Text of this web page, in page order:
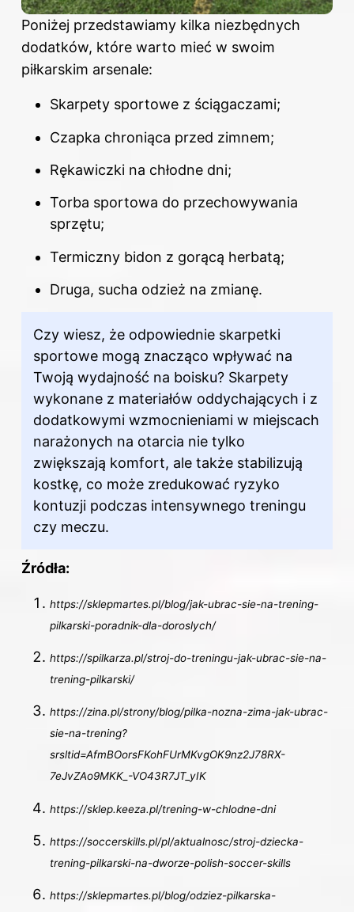
Poniżej przedstawiamy kilka niezbędnych
dodatków, które warto mieć w swoim
piłkarskim arsenale:
Skarpety sportowe z ściągaczami;
Czapka chroniąca przed zimnem;
Rękawiczki na chłodne dni;
Torba sportowa do przechowywania
sprzętu;
Termiczny bidon z gorącą herbatą;
Druga, sucha odzież na zmianę.
Czy wiesz, że odpowiednie skarpetki
sportowe mogą znacząco wpływać na
Twoją wydajność na boisku? Skarpety
wykonane z materiałów oddychających i z
dodatkowymi wzmocnieniami w miejscach
narażonych na otarcia nie tylko
zwiększają komfort, ale także stabilizują
kostkę, co może zredukować ryzyko
kontuzji podczas intensywnego treningu
czy meczu.
Źródła:
https://sklepmartes.pl/blog/jak-ubrac-sie-na-trening-
pilkarski-poradnik-dla-doroslych/
https://spilkarza.pl/stroj-do-treningu-jak-ubrac-sie-na-
trening-pilkarski/
https://zina.pl/strony/blog/pilka-nozna-zima-jak-ubrac-
sie-na-trening?
srsltid=AfmBOorsFKohFUrMKvgOK9nz2J78RX-
7eJvZAo9MKK_-VO43R7JT_yIK
https://sklep.keeza.pl/trening-w-chlodne-dni
https://soccerskills.pl/pl/aktualnosc/stroj-dziecka-
trening-pilkarski-na-dworze-polish-soccer-skills
https://sklepmartes.pl/blog/odziez-pilkarska-